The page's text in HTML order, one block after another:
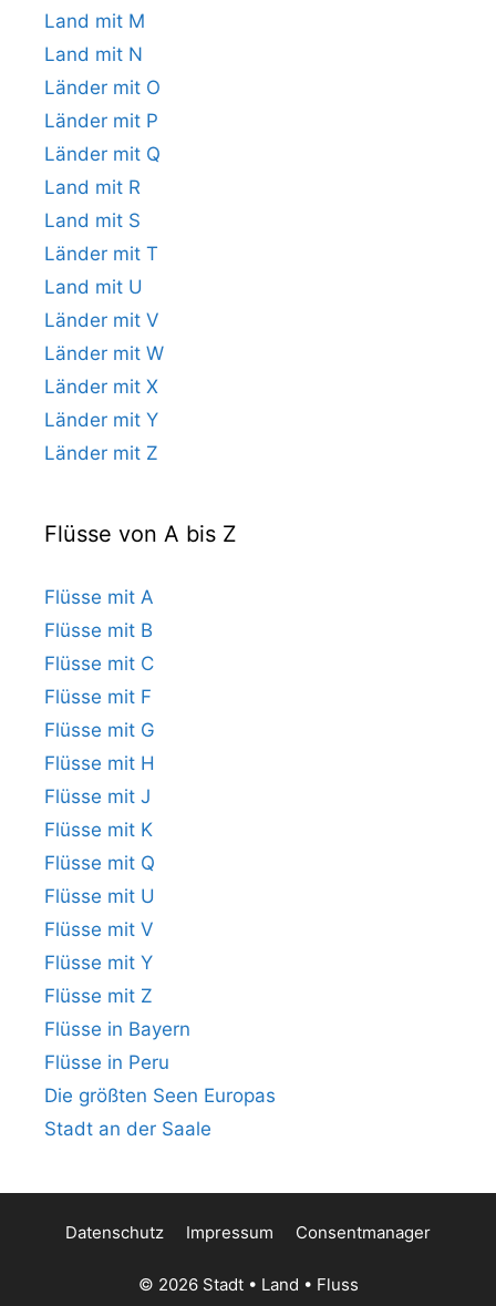
Land mit M
Land mit N
Länder mit O
Länder mit P
Länder mit Q
Land mit R
Land mit S
Länder mit T
Land mit U
Länder mit V
Länder mit W
Länder mit X
Länder mit Y
Länder mit Z
Flüsse von A bis Z
Flüsse mit A
Flüsse mit B
Flüsse mit C
Flüsse mit F
Flüsse mit G
Flüsse mit H
Flüsse mit J
Flüsse mit K
Flüsse mit Q
Flüsse mit U
Flüsse mit V
Flüsse mit Y
Flüsse mit Z
Flüsse in Bayern
Flüsse in Peru
Die größten Seen Europas
Stadt an der Saale
Datenschutz Impressum Consentmanager
© 2026 Stadt • Land • Fluss